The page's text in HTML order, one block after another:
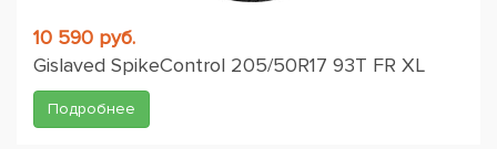
10 590 руб.
Gislaved SpikeControl 205/50R17 93T FR XL
Подробнее